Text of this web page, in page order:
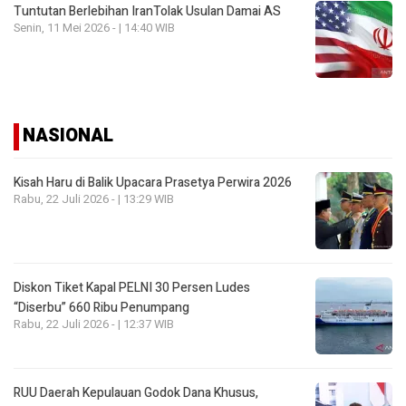
Tuntutan Berlebihan IranTolak Usulan Damai AS
Senin, 11 Mei 2026 - | 14:40 WIB
NASIONAL
Kisah Haru di Balik Upacara Prasetya Perwira 2026
Rabu, 22 Juli 2026 - | 13:29 WIB
Diskon Tiket Kapal PELNI 30 Persen Ludes
“Diserbu” 660 Ribu Penumpang
Rabu, 22 Juli 2026 - | 12:37 WIB
RUU Daerah Kepulauan Godok Dana Khusus,